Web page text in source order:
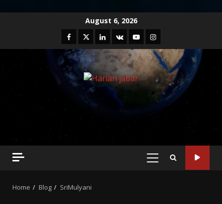
August 6, 2026
Facebook
TwitterLinkedin
VK YoutubeInstagram
PRIMARY
Home Blog SriMulyani